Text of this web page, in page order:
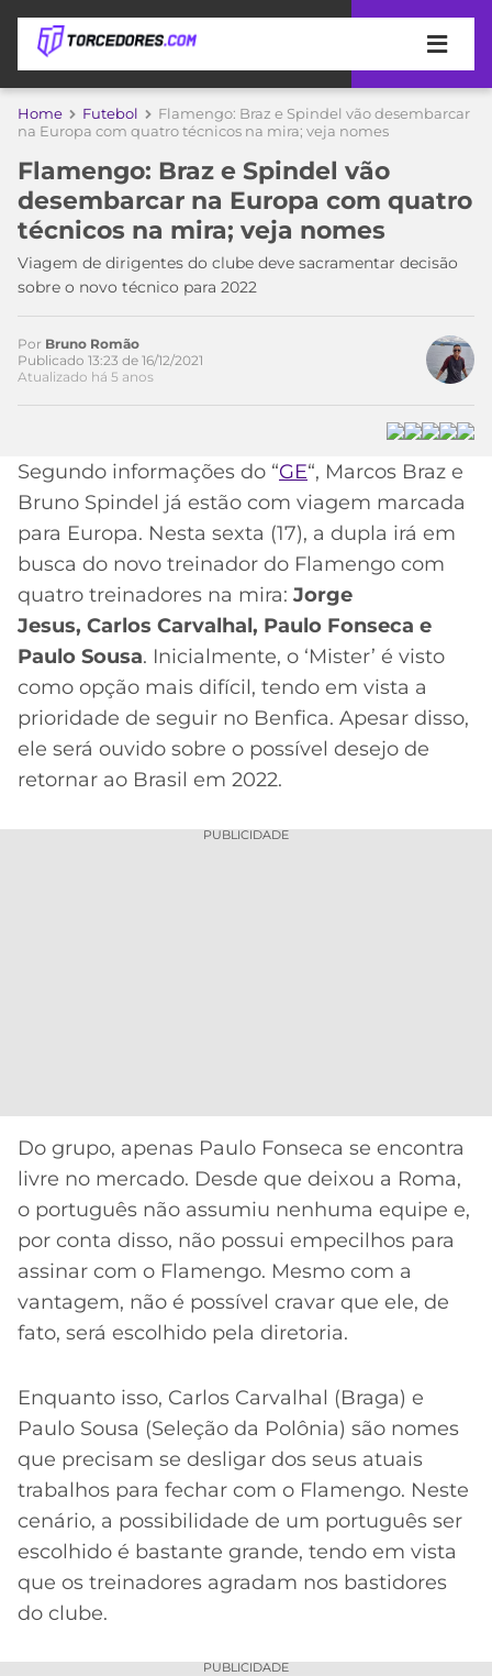
APOSTAS
DE
APOSTA
MELHORES
SITES
DE
APOSTAS
2026
BETBOOM
CÓDIGO
DE
INDICAÇÃO
BET365
CÓDIGO
BETANO
MELHORES
APPS
DE
COPA
DO
MUNDO
TIMES
MEU
TIME
PALMEIRAS
CORINTHIANS
SÃO
PAULO
FLAMENGO
FLUMINENSE
MG
CRUZEIRO
CAMPEONATOS
SÉRIE
A
LIBERTADORES
COPA
DO
BRASIL
PREMIER
LEAGUE
SUL-
ESPORTIVA
MERCADO
BOLA
PALPITES
Home Futebol
Flamengo: Braz e Spindel vão desembarcar
na Europa com quatro técnicos na mira; veja nomes
Flamengo: Braz e Spindel vão
desembarcar na Europa com quatro
técnicos na mira; veja nomes
Viagem de dirigentes do clube deve sacramentar decisão
sobre o novo técnico para 2022
Por Bruno Romão
Publicado 13:23 de 16/12/2021
Atualizado há 5 anos
Segundo informações do “GE“, Marcos Braz e
Bruno Spindel já estão com viagem marcada
para Europa. Nesta sexta (17), a dupla irá em
busca do novo treinador do Flamengo com
quatro treinadores na mira: Jorge
Jesus, Carlos Carvalhal, Paulo Fonseca e
Paulo Sousa. Inicialmente, o ‘Mister’ é visto
como opção mais difícil, tendo em vista a
prioridade de seguir no Benfica. Apesar disso,
ele será ouvido sobre o possível desejo de
retornar ao Brasil em 2022.
PUBLICIDADE
Do grupo, apenas Paulo Fonseca se encontra
livre no mercado. Desde que deixou a Roma,
o português não assumiu nenhuma equipe e,
por conta disso, não possui empecilhos para
assinar com o Flamengo. Mesmo com a
vantagem, não é possível cravar que ele, de
fato, será escolhido pela diretoria.
Enquanto isso, Carlos Carvalhal (Braga) e
Paulo Sousa (Seleção da Polônia) são nomes
que precisam se desligar dos seus atuais
trabalhos para fechar com o Flamengo. Neste
cenário, a possibilidade de um português ser
escolhido é bastante grande, tendo em vista
que os treinadores agradam nos bastidores
do clube.
PUBLICIDADE